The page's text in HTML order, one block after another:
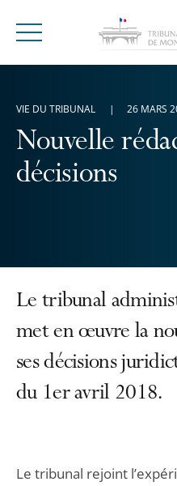
Menu
Nouvelle
décisions
VIE DU TRIBUNAL 26 MARS
Le tribunal
met en œuvre la
ses décisions
du 1er avril 2018.
Le tribunal rejoint